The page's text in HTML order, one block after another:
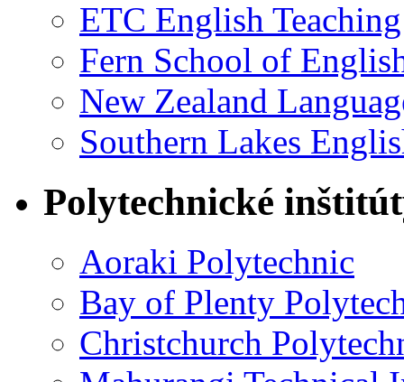
ETC English
Fern School of
New Zealand
Southern Lakes
Polytechnické
Aoraki Polytechnic
Bay of Plenty
Christchurch